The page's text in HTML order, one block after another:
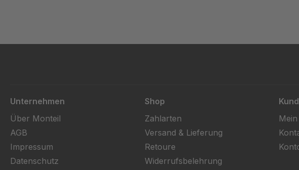
Unternehmen
Über Monteil
AGB
Impressum
Datenschutz
Shop
Zahlarten
Versand & Lieferung
Retoure
Widerrufsbelehrung